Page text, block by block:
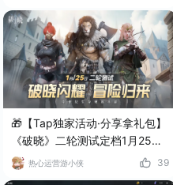
🎁【Tap独家活动·分享拿礼包】
《破晓》二轮测试定档1月25
日！热心运营游小侠 39